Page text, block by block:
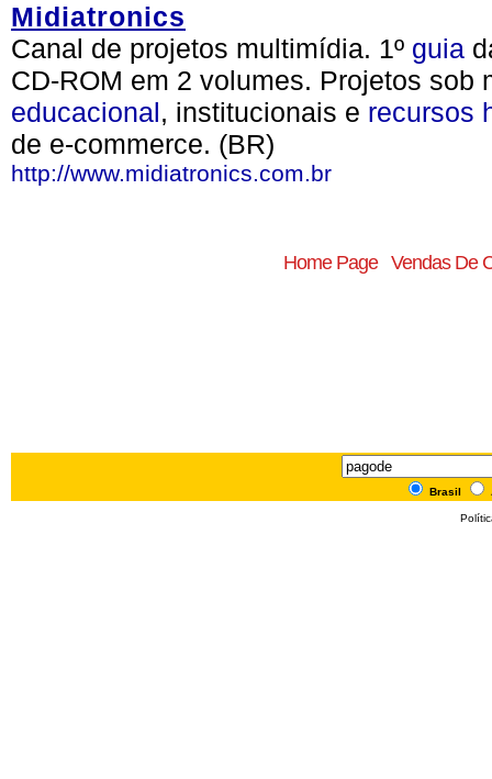
Midiatronics
Canal de projetos multimídia. 1º guia
CD-ROM em 2 volumes. Projetos sob
educacional, institucionais e recursos
de e-commerce. (BR)
http://www.midiatronics.com.br
Home Page Vendas De
Brasil